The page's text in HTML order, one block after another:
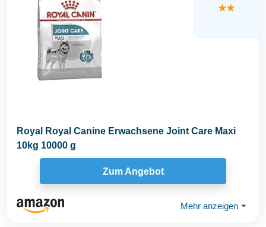
★★
Royal Royal Canine Erwachsene Joint Care Maxi
10kg 10000 g
Zum Angebot
Mehr anzeigen ⏷